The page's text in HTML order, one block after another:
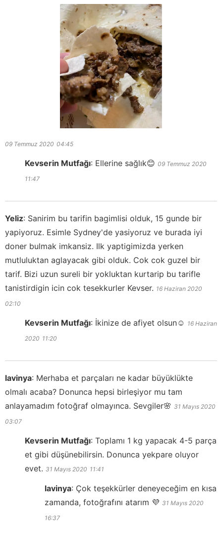
09 Temmuz 2020 04:45
Kevserin Mutfağı: Ellerine sağlık😊 09 Temmuz 2020
11:47
Yeliz: Sanirim bu tarifin bagimlisi olduk, 15 gunde bir
yapiyoruz. Esimle Sydney'de yasiyoruz ve burada iyi
doner bulmak imkansiz. Ilk yaptigimizda yerken
mutluluktan aglayacak gibi olduk. Cok cok guzel bir
tarif. Bizi uzun sureli bir yokluktan kurtarip bu tarifle
tanistirdigin icin cok tesekkurler Kevser. 16 Haziran 2020
02:10
Kevserin Mutfağı: İkinize de afiyet olsun☺️ 16 Haziran
2020 11:20
lavinya: Merhaba et parçaları ne kadar büyüklükte
olmalı acaba? Donunca hepsi birleşiyor mu tam
anlayamadım fotoğraf olmayınca. Sevgiler🌸 31 Mayıs 2020
03:07
Kevserin Mutfağı: Toplamı 1 kg yapacak 4-5 parça
et gibi düşünebilirsin. Donunca yekpare oluyor
evet. 31 Mayıs 2020 11:41
lavinya: Çok teşekkürler deneyeceğim en kısa
zamanda, fotoğrafını atarım 💜 31 Mayıs 2020
16:37